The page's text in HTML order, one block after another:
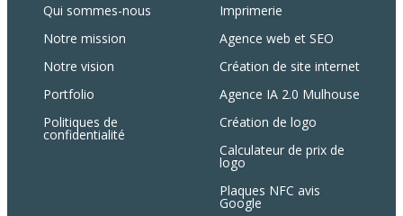
Qui sommes-nous
Notre mission
Notre vision
Portfolio
Politiques de
confidentialité
Imprimerie
Agence web et SEO
Création de site internet
Agence IA 2.0 Mulhouse
Création de logo
Calculateur de prix de
logo
Plaques NFC avis
Google